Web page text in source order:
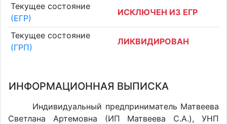
Текущее состояние
(ЕГР)
ИСКЛЮЧЕН ИЗ ЕГР
Текущее состояние
(ГРП)
ЛИКВИДИРОВАН
ИНФОРМАЦИОННАЯ ВЫПИСКА
Индивидуальный предприниматель Матвеева
Светлана Артемовна (ИП Матвеева С.А.), УНП